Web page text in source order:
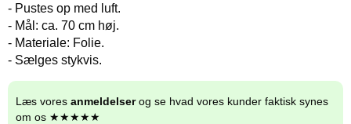
- Pustes op med luft.
- Mål: ca. 70 cm høj.
- Materiale: Folie.
- Sælges stykvis.
Læs vores anmeldelserog se hvad vores kunder faktisk synes
om os ★★★★★